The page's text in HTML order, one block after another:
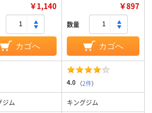
￥1,140
カゴへ
￥897
数量
カゴへ
4.0 （2件）
ジム キングジム